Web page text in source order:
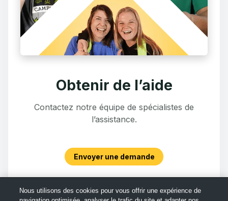
Obtenir de l’aide
Contactez notre équipe de spécialistes de
l’assistance.
Envoyer une demande
Nous utilisons des cookies pour vous offrir une expérience de